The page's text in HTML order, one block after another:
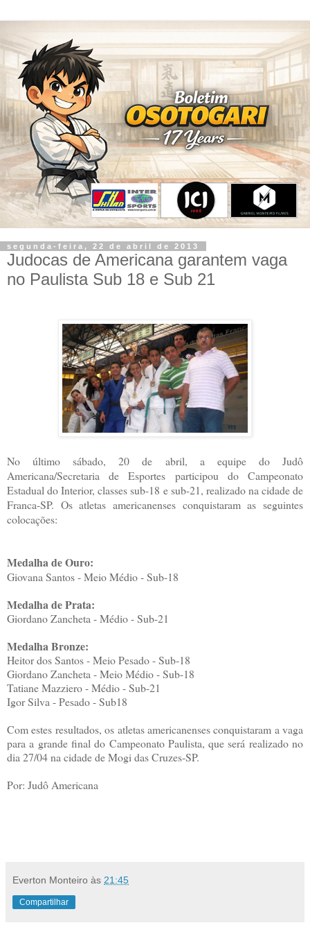
segunda-feira, 22 de abril de 2013
Judocas de Americana garantem vaga
no Paulista Sub 18 e Sub 21
No último sábado, 20 de abril, a equipe do Judô
Americana/Secretaria de Esportes participou do Campeonato
Estadual do Interior, classes sub-18 e sub-21, realizado na cidade de
Franca-SP. Os atletas americanenses conquistaram as seguintes
colocações:
Medalha de Ouro:
Giovana Santos - Meio Médio - Sub-18
Medalha de Prata:
Giordano Zancheta - Médio - Sub-21
Medalha Bronze:
Heitor dos Santos - Meio Pesado - Sub-18
Giordano Zancheta - Meio Médio - Sub-18
Tatiane Mazziero - Médio - Sub-21
Igor Silva - Pesado - Sub18
Com estes resultados, os atletas americanenses conquistaram a vaga
para a grande final do Campeonato Paulista, que será realizado no
dia 27/04 na cidade de Mogi das Cruzes-SP.
Por: Judô Americana
Everton Monteiro às 21:45
Compartilhar